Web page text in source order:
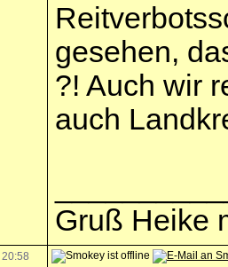
gesehen,
?! Auch wir
auch
Gruß Heike
20:58